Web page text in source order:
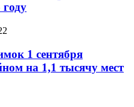
1 сентября
на 1,1 тысячу мест